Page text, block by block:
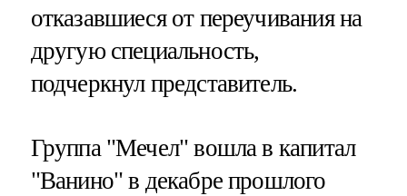
отказавшиеся от переучивания на
другую специальность,
подчеркнул представитель.
Группа "Мечел" вошла в капитал
"Ванино" в декабре прошлого